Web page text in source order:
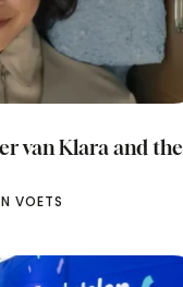
van Klara and the
VOETS